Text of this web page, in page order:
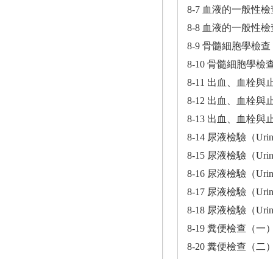
8-7 血液的一般性
8-8 血液的一般性
8-9 骨髓細胞學檢
8-10 骨髓細胞學檢
8-11 出血、血栓與
8-12 出血、血栓與
8-13 出血、血栓與
8-14 尿液檢驗（
8-15 尿液檢驗（
8-16 尿液檢驗（
8-17 尿液檢驗（
8-18 尿液檢驗（
8-19 糞便檢查（一
8-20 糞便檢查（二